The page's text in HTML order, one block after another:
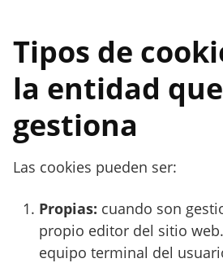
Tipos de
la entidad
gestiona
Las cookies pueden ser:
Propias: cuando son
propio editor del sitio
equipo terminal del